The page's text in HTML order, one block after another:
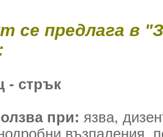
се предлага в
- стрък
при: язва,